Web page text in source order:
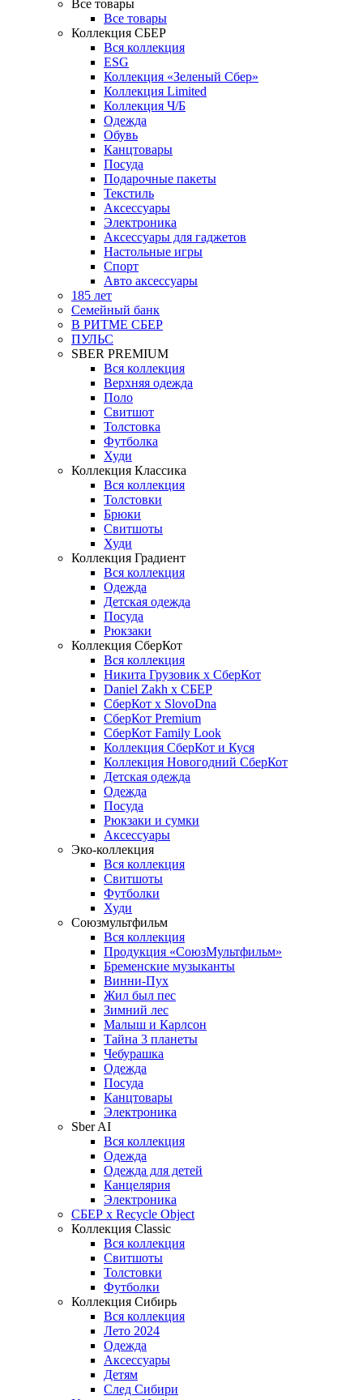
Все товары
Все товары
Коллекция СБЕР
Вся коллекция
ESG
Коллекция «Зеленый Сбер»
Коллекция Limited
Коллекция Ч/Б
Одежда
Обувь
Канцтовары
Посуда
Подарочные пакеты
Текстиль
Аксессуары
Электроника
Аксессуары для гаджетов
Настольные игры
Спорт
Авто аксессуары
185 лет
Семейный банк
В РИТМЕ СБЕР
ПУЛЬС
SBER PREMIUM
Вся коллекция
Верхняя одежда
Поло
Свитшот
Толстовка
Футболка
Худи
Коллекция Классика
Вся коллекция
Толстовки
Брюки
Свитшоты
Худи
Коллекция Градиент
Вся коллекция
Одежда
Детская одежда
Посуда
Рюкзаки
Коллекция СберКот
Вся коллекция
Никита Грузовик х СберКот
Daniel Zakh x СБЕР
СберКот x SlovoDna
СберКот Premium
СберКот Family Look
Коллекция СберКот и Куся
Коллекция Новогодний СберКот
Детская одежда
Одежда
Посуда
Рюкзаки и сумки
Аксессуары
Эко-коллекция
Вся коллекция
Свитшоты
Футболки
Худи
Союзмультфильм
Вся коллекция
Продукция «СоюзМультфильм»
Бременские музыканты
Винни-Пух
Жил был пес
Зимний лес
Малыш и Карлсон
Тайна 3 планеты
Чебурашка
Одежда
Посуда
Канцтовары
Электроника
Sber AI
Вся коллекция
Одежда
Одежда для детей
Канцелярия
Электроника
СБЕР x Recycle Object
Коллекция Classic
Вся коллекция
Свитшоты
Толстовки
Футболки
Коллекция Сибирь
Вся коллекция
Лето 2024
Одежда
Аксессуары
Детям
След Сибири